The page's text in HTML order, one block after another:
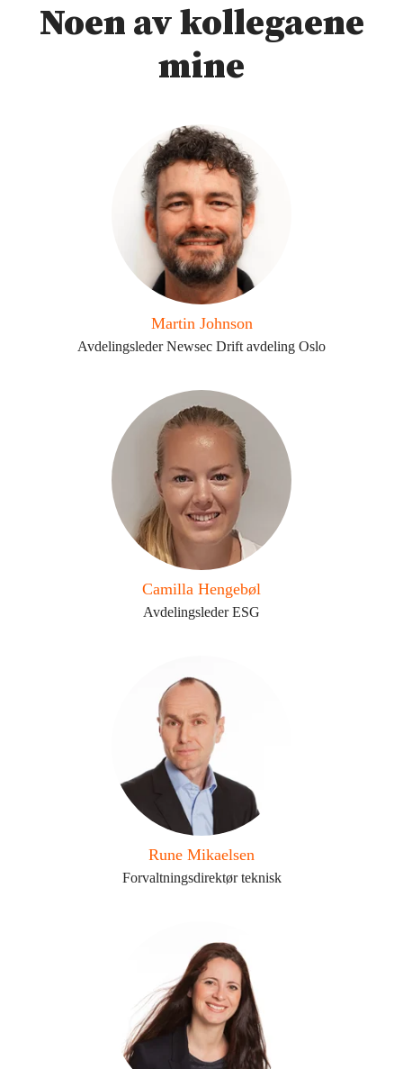
Noen av kollegaene
mine
Martin Johnson
Avdelingsleder Newsec Drift avdeling Oslo
Camilla Hengebøl
Avdelingsleder ESG
Rune Mikaelsen
Forvaltningsdirektør teknisk